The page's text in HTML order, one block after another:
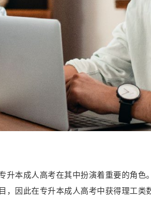
本成人高考在其中扮演着重要的角色
因此在专升本成人高考中获得理工类